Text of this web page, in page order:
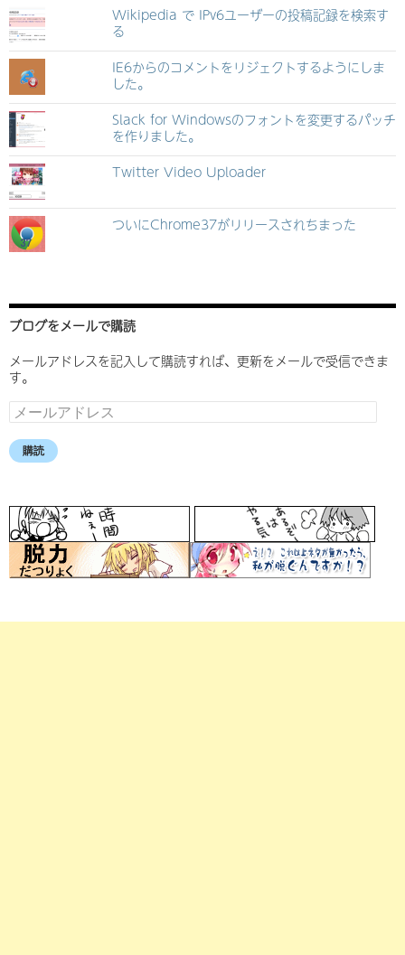
Wikipedia で IPv6ユーザーの投稿記録を検索す
る
IE6からのコメントをリジェクトするようにしま
した。
Slack for Windowsのフォントを変更するパッチ
を作りました。
Twitter Video Uploader
ついにChrome37がリリースされちまった
ブログをメールで購読
メールアドレスを記入して購読すれば、更新をメールで受信できま
す。
メ
ー
ル
ア
ス
購読